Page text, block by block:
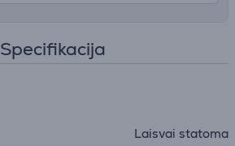
Specifikacija
Laisvai statoma